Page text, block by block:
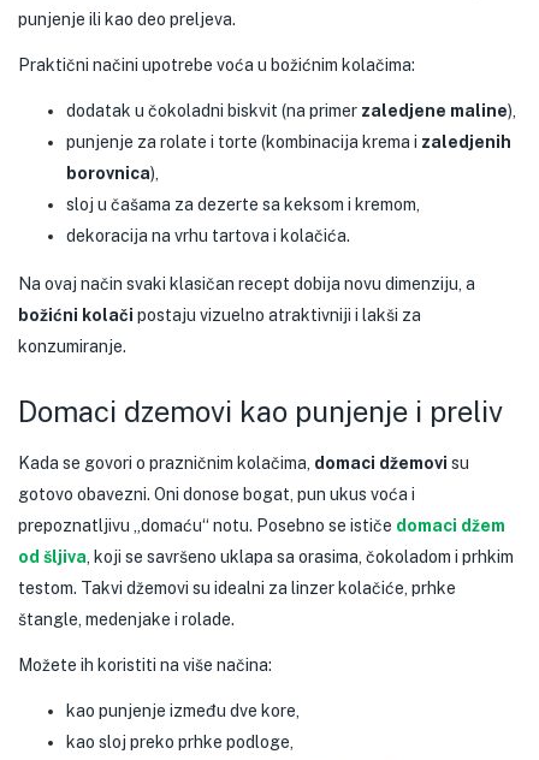
punjenje ili kao deo preljeva.
Praktični načini upotrebe voća u božićnim kolačima:
dodatak u čokoladni biskvit (na primer zaledjene maline),
punjenje za rolate i torte (kombinacija krema i zaledjenih
borovnica),
sloj u čašama za dezerte sa keksom i kremom,
dekoracija na vrhu tartova i kolačića.
Na ovaj način svaki klasičan recept dobija novu dimenziju, a
božićni kolači postaju vizuelno atraktivniji i lakši za
konzumiranje.
Domaci dzemovi kao punjenje i preliv
Kada se govori o prazničnim kolačima, domaci džemovi su
gotovo obavezni. Oni donose bogat, pun ukus voća i
prepoznatljivu „domaću“ notu. Posebno se ističe domaci džem
od šljiva , koji se savršeno uklapa sa orasima, čokoladom i prhkim
testom. Takvi džemovi su idealni za linzer kolačiće, prhke
štangle, medenjake i rolade.
Možete ih koristiti na više načina:
kao punjenje između dve kore,
kao sloj preko prhke podloge,